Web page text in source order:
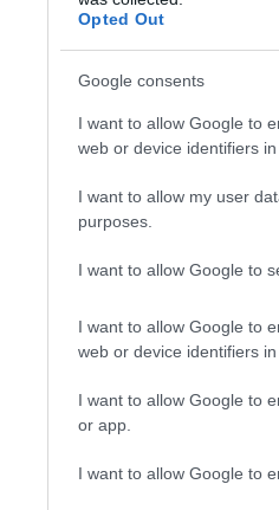
Opted Out
Google consents
I want to allow Google to
web or device identifiers in
I want to allow my user
purposes.
I want to allow Google to
I want to allow Google to
web or device identifiers in
I want to allow Google to
or app.
I want to allow Google to
milyen mélyen szeretett
a
tőle,